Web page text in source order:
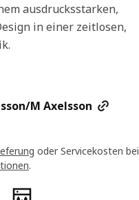
ausdrucksstarken,
in einer zeitlosen,
M Axelsson
oder Servicekosten bei
.